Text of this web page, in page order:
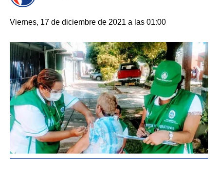
Viernes, 17 de diciembre de 2021 a las 01:00